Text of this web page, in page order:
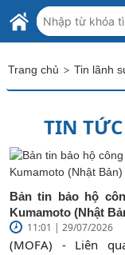
Skip to Main Content
BỘ NGOẠI
MINISTRY OF
Trang chủ > Tin lãnh
TIN
Bản tin bảo hộ
Kumamoto (Nhật
11:01 | 29/07/2026
(MOFA) - Liên